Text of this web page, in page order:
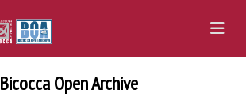
Bicocca Open Archive